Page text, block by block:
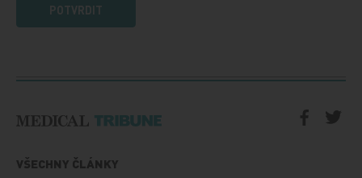
POTVRDIT
VŠECHNY ČLÁNKY